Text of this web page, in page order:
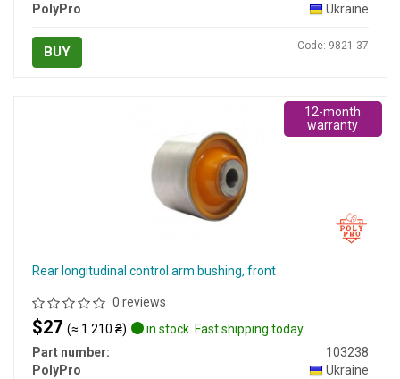
PolyPro
Ukraine
BUY Code: 9821-37
Rear longitudinal control arm bushing, front
0 reviews
$27 (≈ 1 210 ₴)
in stock. Fast shipping today
Part number:
103238
PolyPro
Ukraine
12-month
warranty